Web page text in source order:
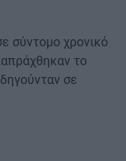
σύντομο χρονικό
το
σε